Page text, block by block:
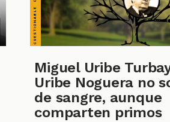
Miguel Uribe
Uribe Noguera no
de sangre, aunque
comparten primos